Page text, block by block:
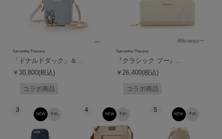
Samantha Thavasa
「ドナルドダック」＆...
￥30,800(税込)
コラボ商品
Samantha Thavasa
『クラシック プー』...
￥26,400(税込)
コラボ商品
3
予約
NEW
4
予約
NEW
5
予約
NEW